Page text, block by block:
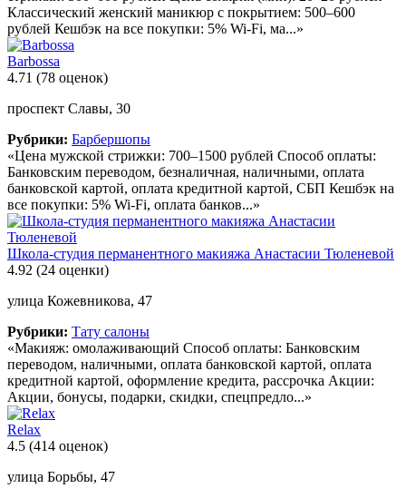
Классический женский маникюр с покрытием: 500–600
рублей Кешбэк на все покупки: 5% Wi-Fi, ма...»
Barbossa
4.71 (78 оценок)
проспект Славы, 30
Рубрики: Барбершопы
«Цена мужской стрижки: 700–1500 рублей Способ оплаты:
Банковским переводом, безналичная, наличными, оплата
банковской картой, оплата кредитной картой, СБП Кешбэк на
все покупки: 5% Wi-Fi, оплата банков...»
Школа-студия перманентного макияжа Анастасии Тюленевой
4.92 (24 оценки)
улица Кожевникова, 47
Рубрики: Тату салоны
«Макияж: омолаживающий Способ оплаты: Банковским
переводом, наличными, оплата банковской картой, оплата
кредитной картой, оформление кредита, рассрочка Акции:
Акции, бонусы, подарки, скидки, спецпредло...»
Relax
4.5 (414 оценок)
улица Борьбы, 47